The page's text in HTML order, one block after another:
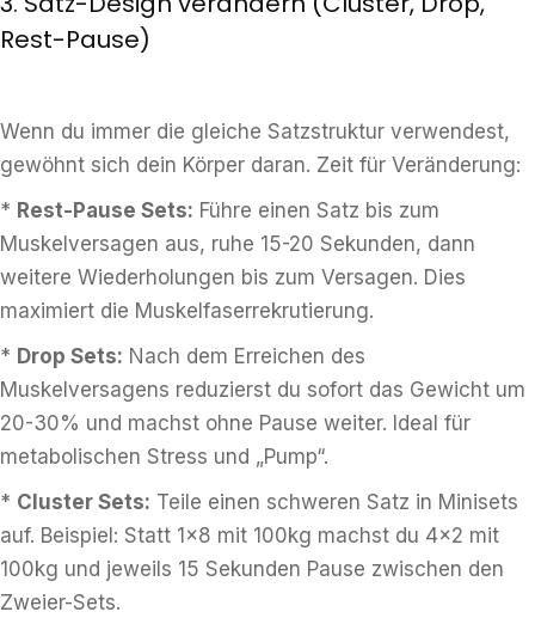
Rest-Pause)
Wenn du immer die gleiche Satzstruktur verwendest,
gewöhnt sich dein Körper daran. Zeit für Veränderung:
* Rest-Pause Sets: Führe einen Satz bis zum
Muskelversagen aus, ruhe 15-20 Sekunden, dann
weitere Wiederholungen bis zum Versagen. Dies
maximiert die Muskelfaserrekrutierung.
* Drop Sets: Nach dem Erreichen des
Muskelversagens reduzierst du sofort das Gewicht um
20-30% und machst ohne Pause weiter. Ideal für
metabolischen Stress und „Pump“.
* Cluster Sets: Teile einen schweren Satz in Minisets
auf. Beispiel: Statt 1×8 mit 100kg machst du 4×2 mit
100kg und jeweils 15 Sekunden Pause zwischen den
Zweier-Sets.